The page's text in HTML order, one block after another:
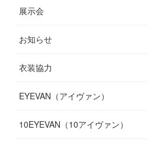
(14
(8
(9
(14
(19
(12)
(10)
(12
(10
(17)
(11)
(9
(7
(7
(10)
(3
( 7
(13)
(11)
(
( 5
(8)
(10 )
展示会
お知らせ
衣装協力
EYEVAN（アイヴァン）
10EYEVAN（10アイヴァン）